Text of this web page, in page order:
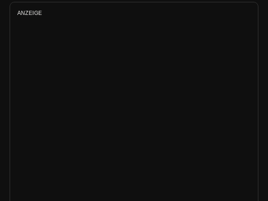
ANZEIGE